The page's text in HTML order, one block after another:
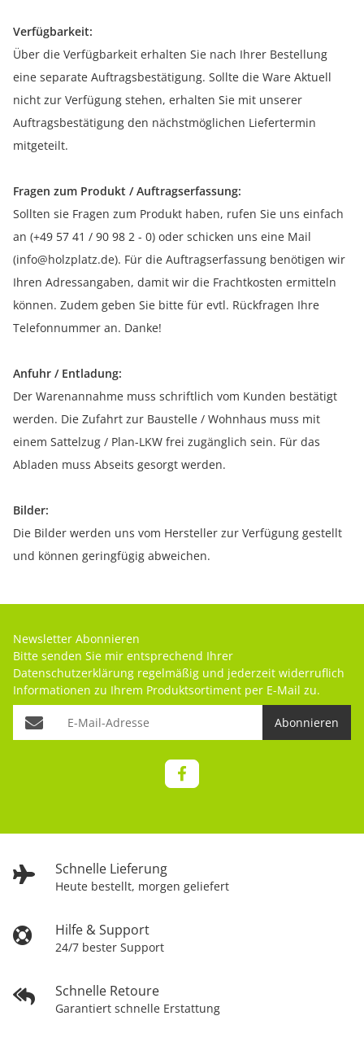
Verfügbarkeit:
Über die Verfügbarkeit erhalten Sie nach Ihrer Bestellung
eine separate Auftragsbestätigung. Sollte die Ware Aktuell
nicht zur Verfügung stehen, erhalten Sie mit unserer
Auftragsbestätigung den nächstmöglichen Liefertermin
mitgeteilt.
Fragen zum Produkt / Auftragserfassung:
Sollten sie Fragen zum Produkt haben, rufen Sie uns einfach
an (+49 57 41 / 90 98 2 - 0) oder schicken uns eine Mail
(info@holzplatz.de). Für die Auftragserfassung benötigen wir
Ihren Adressangaben, damit wir die Frachtkosten ermitteln
können. Zudem geben Sie bitte für evtl. Rückfragen Ihre
Telefonnummer an. Danke!
Anfuhr / Entladung:
Der Warenannahme muss schriftlich vom Kunden bestätigt
werden. Die Zufahrt zur Baustelle / Wohnhaus muss mit
einem Sattelzug / Plan-LKW frei zugänglich sein. Für das
Abladen muss Abseits gesorgt werden.
Bilder:
Die Bilder werden uns vom Hersteller zur Verfügung gestellt
und können geringfügig abweichen.
Schnelle Lieferung
Heute bestellt, morgen geliefert
Hilfe & Support
24/7 bester Support
Schnelle Retoure
Garantiert schnelle Erstattung
Newsletter Abonnieren
Bitte senden Sie mir entsprechend Ihrer
Datenschutzerklärung regelmäßig und jederzeit widerruflich
Informationen zu Ihrem Produktsortiment per E-Mail zu.
Abonnieren